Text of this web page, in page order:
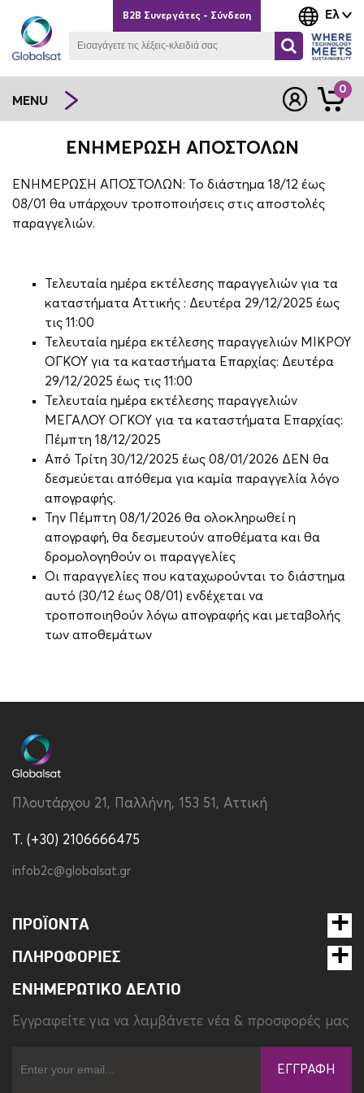
Ελ
B2B Συνεργάτες - Σύνδεση
MENU
0
ΕΝΗΜΈΡΩΣΗ ΑΠΟΣΤΟΛΏΝ
ΕΝΗΜΕΡΩΣΗ ΑΠΟΣΤΟΛΩΝ: Το διάστημα 18/12 έως
08/01 θα υπάρχουν τροποποιήσεις στις αποστολές
παραγγελιών.
Τελευταία ημέρα εκτέλεσης παραγγελιών για τα
καταστήματα Αττικής : Δευτέρα 29/12/2025 έως
τις 11:00
Τελευταία ημέρα εκτέλεσης παραγγελιών ΜΙΚΡΟΥ
ΟΓΚΟΥ για τα καταστήματα Επαρχίας: Δευτέρα
29/12/2025 έως τις 11:00
Τελευταία ημέρα εκτέλεσης παραγγελιών
ΜΕΓΑΛΟΥ ΟΓΚΟΥ για τα καταστήματα Επαρχίας:
Πέμπτη 18/12/2025
Από Τρίτη 30/12/2025 έως 08/01/2026 ΔΕΝ θα
δεσμεύεται απόθεμα για καμία παραγγελία λόγο
απογραφής.
Την Πέμπτη 08/1/2026 θα ολοκληρωθεί η
απογραφή, θα δεσμευτούν αποθέματα και θα
δρομολογηθούν οι παραγγελίες
Οι παραγγελίες που καταχωρούνται το διάστημα
αυτό (30/12 έως 08/01) ενδέχεται να
τροποποιηθούν λόγω απογραφής και μεταβολής
των αποθεμάτων
Πλουτάρχου 21, Παλλήνη, 153 51, Αττική
T. (+30) 2106666475
infob2c@globalsat.gr
ΠΡΟΪΌΝΤΑ
ΠΛΗΡΟΦΟΡΊΕΣ
ΕΝΗΜΕΡΩΤΙΚΌ ΔΕΛΤΊΟ
Eγγραφείτε για να λαμβάνετε νέα & προσφορές μας
ΕΓΓΡΑΦΉ